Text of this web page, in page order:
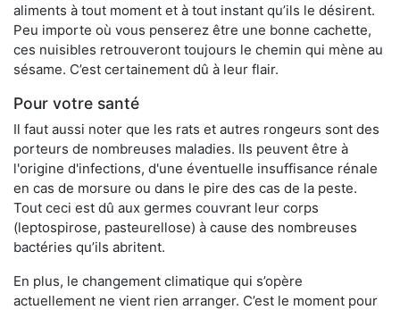
aliments à tout moment et à tout instant qu’ils le désirent.
Peu importe où vous penserez être une bonne cachette,
ces nuisibles retrouveront toujours le chemin qui mène au
sésame. C’est certainement dû à leur flair.
Pour votre santé
Il faut aussi noter que les rats et autres rongeurs sont des
porteurs de nombreuses maladies. Ils peuvent être à
l'origine d'infections, d'une éventuelle insuffisance rénale
en cas de morsure ou dans le pire des cas de la peste.
Tout ceci est dû aux germes couvrant leur corps
(leptospirose, pasteurellose) à cause des nombreuses
bactéries qu’ils abritent.
En plus, le changement climatique qui s’opère
actuellement ne vient rien arranger. C’est le moment pour